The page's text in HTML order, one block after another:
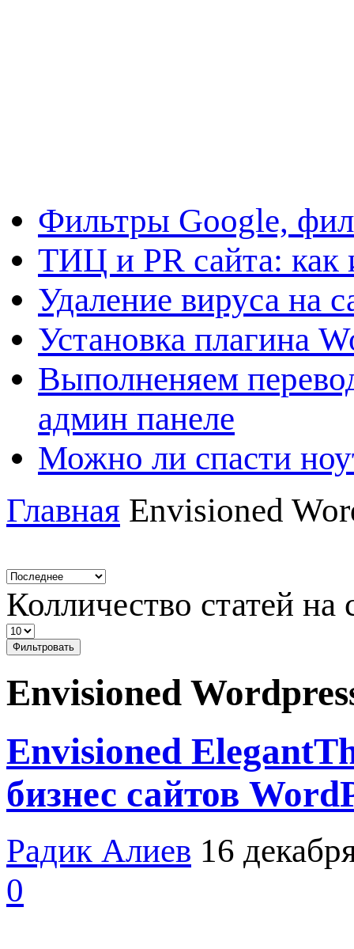
Фильтры Google,
ТИЦ и PR сайта: как
Удаление вируса на
Установка плагина
Выполненяем
админ панеле
Можно ли спасти
Главная Envisioned
Колличество статей на
Фильтровать
Envisioned
Envisioned
бизнес сайтов
Радик Алиев 16
0